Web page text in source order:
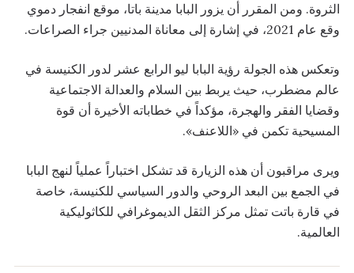
الثروة. ومن المقرر أن يزور البابا مدينة باتا، موقع انفجار دموي
وقع عام 2021، في إشارة إلى معاناة المدنيين جراء الصراعات.
وتعكس هذه الجولة رؤية البابا ليو الرابع عشر لدور الكنيسة في
عالم مضطرب، حيث يربط بين السلام والعدالة الاجتماعية
وقضايا الفقر والهجرة، مؤكداً في خطاباته الأخيرة أن قوة
المسيحية تكمن في «اللاعنف».
ويرى مراقبون أن هذه الزيارة قد تشكل اختباراً عملياً لنهج البابا
في الجمع بين البعد الروحي والدور السياسي للكنيسة، خاصة
في قارة باتت تمثل مركز الثقل الديموغرافي للكاثوليكية
العالمية.